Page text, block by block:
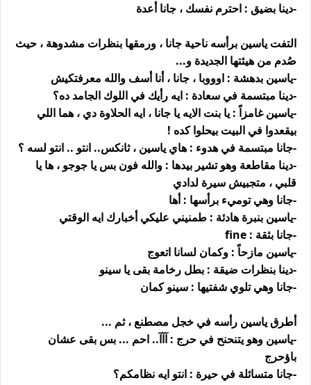
-دينا بضيق : احترم نفسك ، جانا أعدة
التفت ياسين برأسه ناحية جانا ، ورمقها بنظرات مشدوهة ، حيث
صُدم من هيئتها الجديدة و...
-ياسين بدهشة : اوووبا ، جانا ، أنا أسف والله معرفتكيش
-دينا مبتسمة في سعادة : ايه رأيك في اللوك الجامد ده؟
-ياسين غامزاً : يا بنت الايه يا جانا ، ايه الحلاوة دي ، هما اللي
بيقعدوا في البيت بيحلوا كده !
-جانا مبتسمة في هدوء : هاي ياسين ، ثانكس.. انتو .. انتو لسه ؟
-دينا مقاطعة وهو تشير بيدها : والله فون بس يا جوجو ، ها يا
قلبي ، متجبيش سيرة لدادي
-جانا وهي توميء برأسها : أها
-ياسين بنبرة هادئة : طمنيني عليكي أخبارك ايه الوقتي
-جانا بثقة : fine
-ياسين مازحاً : وكمان لسانا اتعوج
-دينا بنظرات ضيقة : بطل رخامة بقى يا سينو
-جانا وهي تلوي شفتيها : سينو كمان
أطرق ياسين رأسه في خجل مصطنع ، ثم ...
-ياسين وهو يتنحنح في حرج : آآآ.. احم ... بس بقى عشان
باؤحرج
-جانا متسائلة في حيرة : انتو ايه نظامكم؟